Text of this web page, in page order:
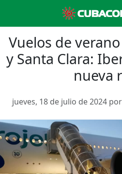
Vuelos de
y Santa Clara:
nueva
jueves, 18 de julio de 2024 por